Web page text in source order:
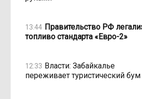
13:44 Правительство РФ
топливо стандарта «Евро-2»
12:33 Власти: Забайкалье
переживает туристический бум